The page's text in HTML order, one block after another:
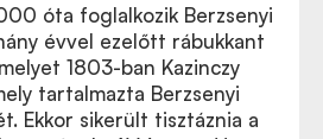
óta foglalkozik Berzsenyi
évvel ezelőtt rábukkant
1803-ban Kazinczy
tartalmazta Berzsenyi
Ekkor sikerült tisztáznia a